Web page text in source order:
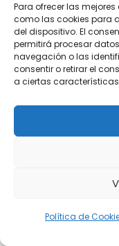
Para ofrecer las
como las cookies para
del dispositivo. El
permitirá procesar
navegación o las
consentir o retirar el
a ciertas
Política de
Mesa de
Numark